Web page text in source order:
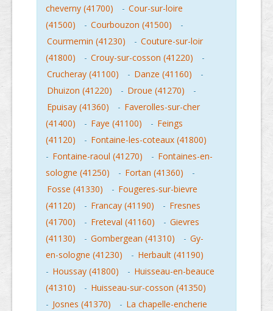
cheverny (41700)
- Cour-sur-loire
(41500)
- Courbouzon (41500)
-
Courmemin (41230)
- Couture-sur-loir
(41800)
- Crouy-sur-cosson (41220)
-
Crucheray (41100)
- Danze (41160)
-
Dhuizon (41220)
- Droue (41270)
-
Epuisay (41360)
- Faverolles-sur-cher
(41400)
- Faye (41100) - Feings
(41120)
- Fontaine-les-coteaux (41800)
- Fontaine-raoul (41270) - Fontaines-en-
sologne (41250)
- Fortan (41360)
-
Fosse (41330)
- Fougeres-sur-bievre
(41120)
- Francay (41190) - Fresnes
(41700)
- Freteval (41160) - Gievres
(41130)
- Gombergean (41310) - Gy-
en-sologne (41230)
- Herbault (41190)
- Houssay (41800) - Huisseau-en-beauce
(41310)
- Huisseau-sur-cosson (41350)
- Josnes (41370) - La chapelle-encherie